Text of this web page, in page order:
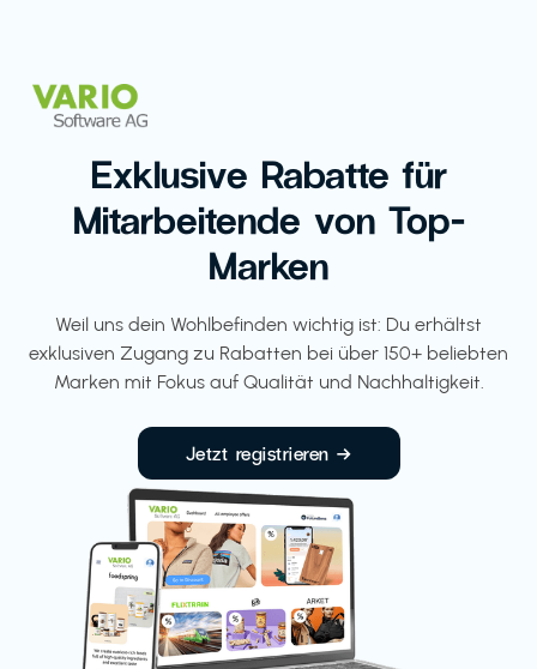
Exklusive Rabatte für
Mitarbeitende von Top-
Marken
Weil uns dein Wohlbefinden wichtig ist: Du erhältst
exklusiven Zugang zu Rabatten bei über 150+ beliebten
Marken mit Fokus auf Qualität und Nachhaltigkeit.
Jetzt registrieren →